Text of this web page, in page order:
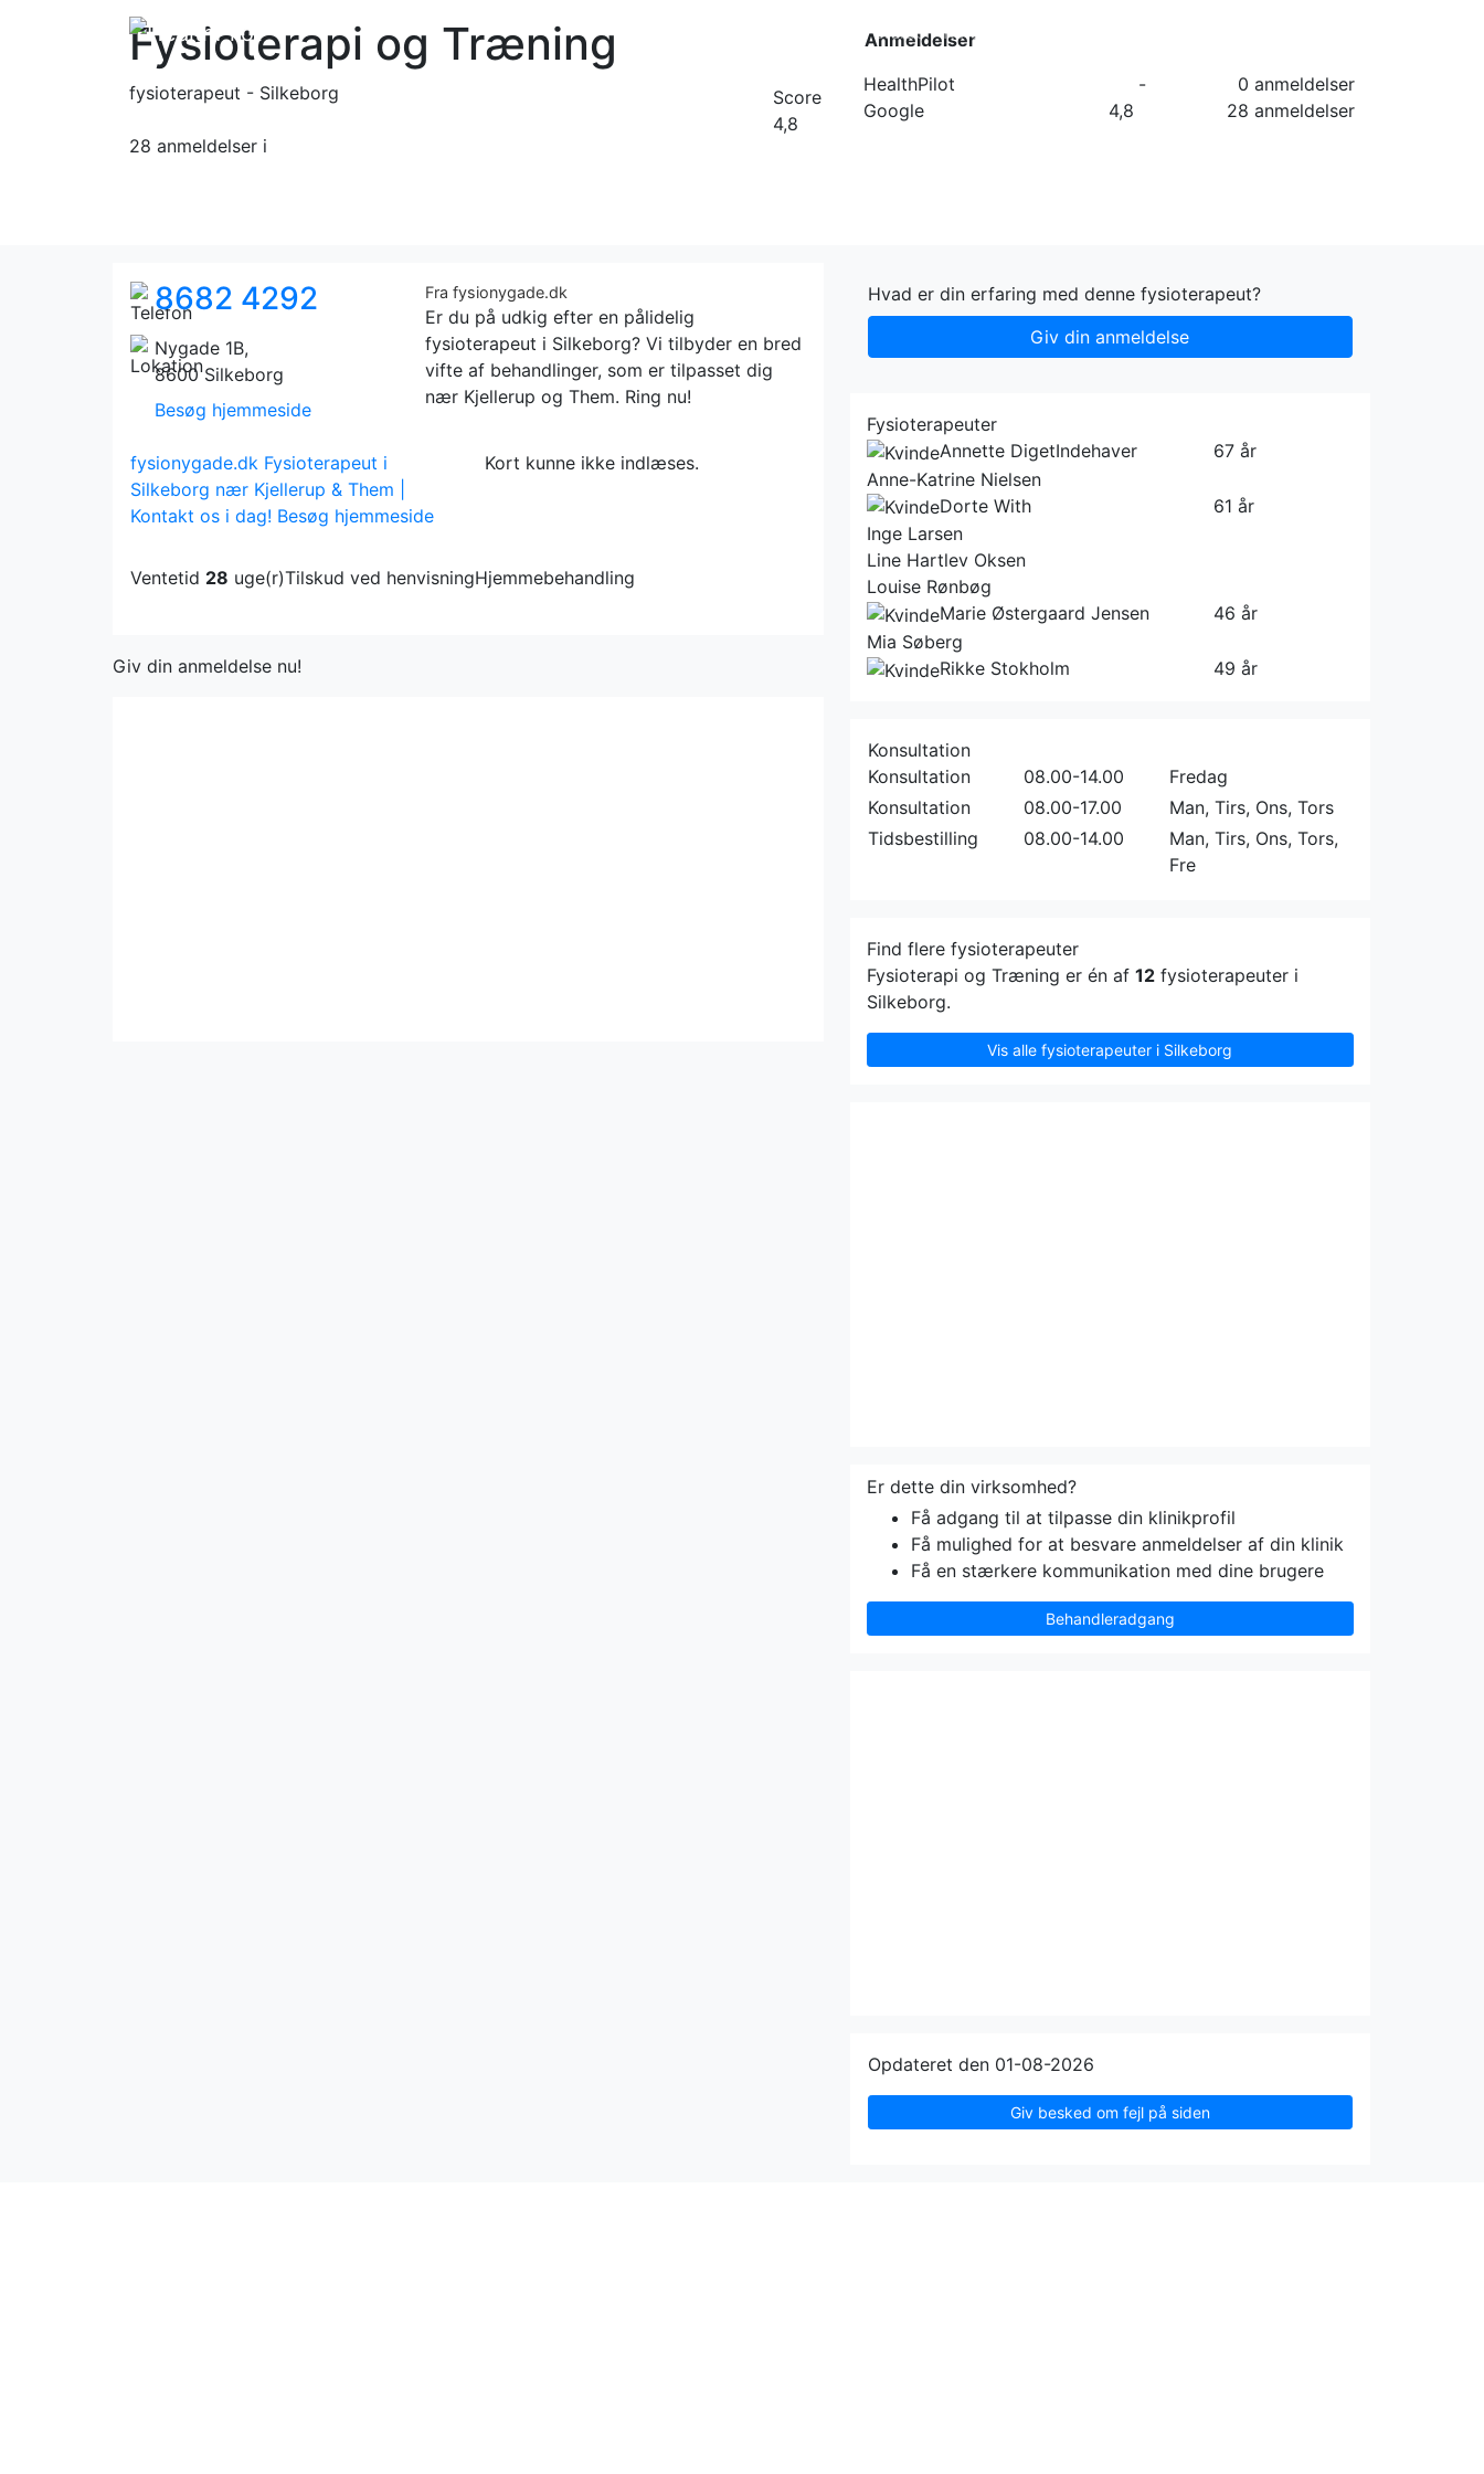
Forside Kategorier
Fysioterapi og Træning
fysioterapeut - Silkeborg
28 anmeldelser i
Score
4,8
Anmeldelser
HealthPilot
-
0 anmeldelser
Google
4,8 28 anmeldelser
8682 4292
Nygade 1B,
8600 Silkeborg
Besøg hjemmeside
Fra fysionygade.dk
Er du på udkig efter en pålidelig
fysioterapeut i Silkeborg? Vi tilbyder en bred
vifte af behandlinger, som er tilpasset dig
nær Kjellerup og Them. Ring nu!
fysionygade.dk Fysioterapeut i
Silkeborg nær Kjellerup & Them |
Kontakt os i dag! Besøg hjemmeside
Kort kunne ikke indlæses.
Ventetid 28 uge(r)Tilskud ved henvisningHjemmebehandling
Giv din anmeldelse nu!
Hvad er din erfaring med denne fysioterapeut?
Giv din anmeldelse
Fysioterapeuter
Annette DigetIndehaver
67 år
Anne-Katrine Nielsen
Dorte With
61 år
Inge Larsen
Line Hartlev Oksen
Louise Rønbøg
Marie Østergaard Jensen
46 år
Mia Søberg
Rikke Stokholm
49 år
Konsultation
Konsultation
08.00-14.00
Fredag
Konsultation
08.00-17.00
Man, Tirs, Ons, Tors
Tidsbestilling
08.00-14.00
Man, Tirs, Ons, Tors,
Fre
Find flere fysioterapeuter
Fysioterapi og Træning er én af 12fysioterapeuter i
Silkeborg.
Vis alle fysioterapeuter i Silkeborg
Er dette din virksomhed?
Få adgang til at tilpasse din klinikprofil
Få mulighed for at besvare anmeldelser af din klinik
Få en stærkere kommunikation med dine brugere
Behandleradgang
Opdateret den 01-08-2026
Giv besked om fejl på siden